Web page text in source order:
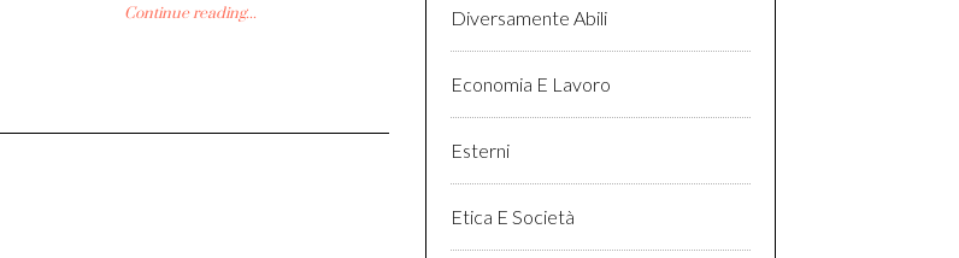
Continue reading... Diversamente Abili
Economia E Lavoro
Esterni
Etica E Società